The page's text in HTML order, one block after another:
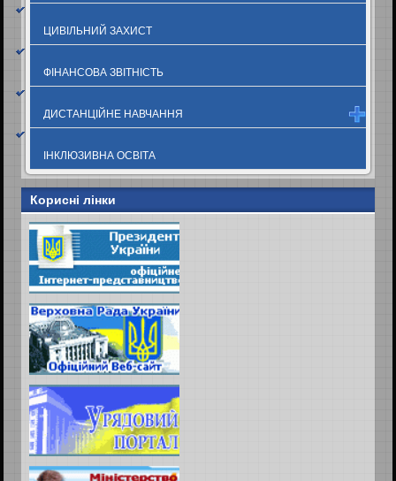
ЦИВІЛЬНИЙ ЗАХИСТ
ФІНАНСОВА ЗВІТНІСТЬ
ДИСТАНЦІЙНЕ НАВЧАННЯ
ІНКЛЮЗИВНА ОСВІТА
Корисні лінки